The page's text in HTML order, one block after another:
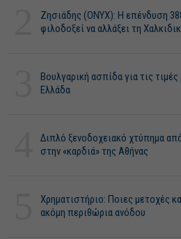
Ζησιάδης (ONYX): Η επένδυση
φιλοδοξεί να αλλάξει τη
Βουλγαρική ασπίδα για τις
Ελλάδα
Διπλό ξενοδοχειακό χτύπημα
στην «καρδιά» της Αθήνας
Χρηματιστήριο: Ποιες μετοχές
ακόμη περιθώρια ανόδου